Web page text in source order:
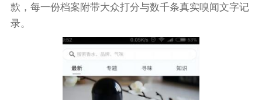
款，每一份档案附带大众打分与数千条真实嗅闻文字记
录。